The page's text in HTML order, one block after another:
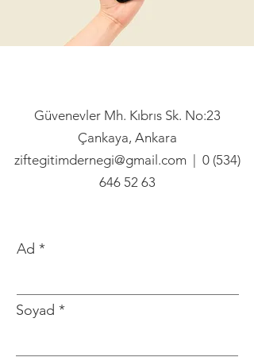
Güvenevler Mh. Kıbrıs Sk. No:23
Çankaya, Ankara
ziftegitimdernegi@gmail.com| 0 (534)
646 52 63
Ad
Soyad